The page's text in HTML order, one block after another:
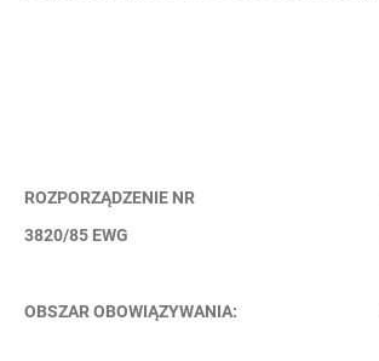
ROZPORZĄDZENIE NR
3820/85 EWG
OBSZAR OBOWIĄZYWANIA: